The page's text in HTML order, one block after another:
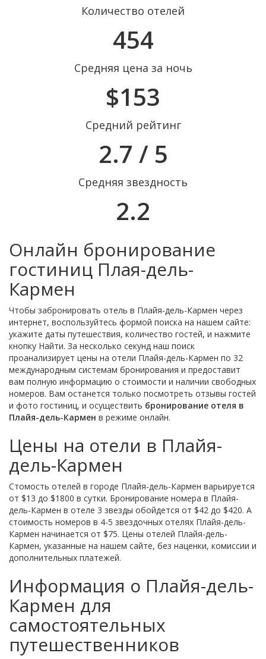
Количество отелей
454
Средняя цена за ночь
$153
Средний рейтинг
2.7 / 5
Средняя звездность
2.2
Онлайн бронирование
гостиниц Плая-дель-
Кармен
Чтобы забронировать отель в Плайя-дель-Кармен через
интернет, воспользуйтесь формой поиска на нашем сайте:
укажите даты путешествия, количество гостей, и нажмите
кнопку Найти. За несколько секунд наш поиск
проанализирует цены на отели Плайя-дель-Кармен по 32
международным системам бронирования и предоставит
вам полную информацию о стоимости и наличии свободных
номеров. Вам останется только посмотреть отзывы гостей
и фото гостиниц, и осуществить бронирование отеля в
Плайя-дель-Кармен в режиме онлайн.
Цены на отели в Плайя-
дель-Кармен
Стомость отелей в городе Плайя-дель-Кармен варьируется
от $13 до $1800 в сутки. Бронирование номера в Плайя-
дель-Кармен в отеле 3 звезды обойдется от $42 до $420. А
стоимость номеров в 4-5 звездочных отелях Плайя-дель-
Кармен начинается от $75. Цены отелей Плайя-дель-
Кармен, указанные на нашем сайте, без наценки, комиссии и
дополнительных платежей.
Информация о Плайя-дель-
Кармен для
самостоятельных
путешественников